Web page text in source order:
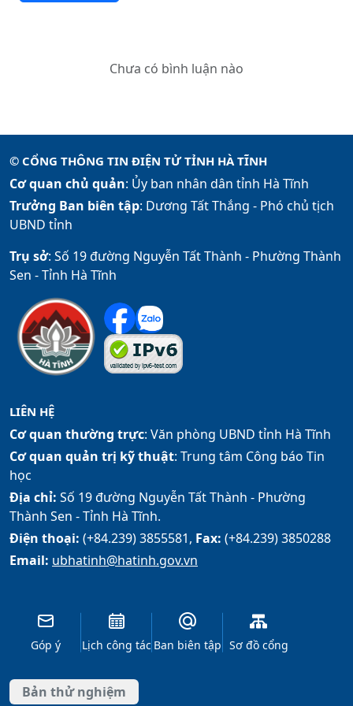
Chưa có bình luận nào
© CỔNG THÔNG TIN ĐIỆN TỬ TỈNH HÀ TĨNH
Cơ quan chủ quản: Ủy ban nhân dân tỉnh Hà Tĩnh
Trưởng Ban biên tập: Dương Tất Thắng - Phó chủ tịch
UBND tỉnh
Trụ sở: Số 19 đường Nguyễn Tất Thành - Phường Thành
Sen - Tỉnh Hà Tĩnh
LIÊN HỆ
Cơ quan thường trực: Văn phòng UBND tỉnh Hà Tĩnh
Cơ quan quản trị kỹ thuật: Trung tâm Công báo Tin
học
Địa chỉ: Số 19 đường Nguyễn Tất Thành - Phường
Thành Sen - Tỉnh Hà Tĩnh.
Điện thoại: (+84.239) 3855581, Fax: (+84.239) 3850288
Email: ubhatinh@hatinh.gov.vn
Góp ý Lịch công tác Ban biên tập Sơ đồ cổng
Bản thử nghiệm